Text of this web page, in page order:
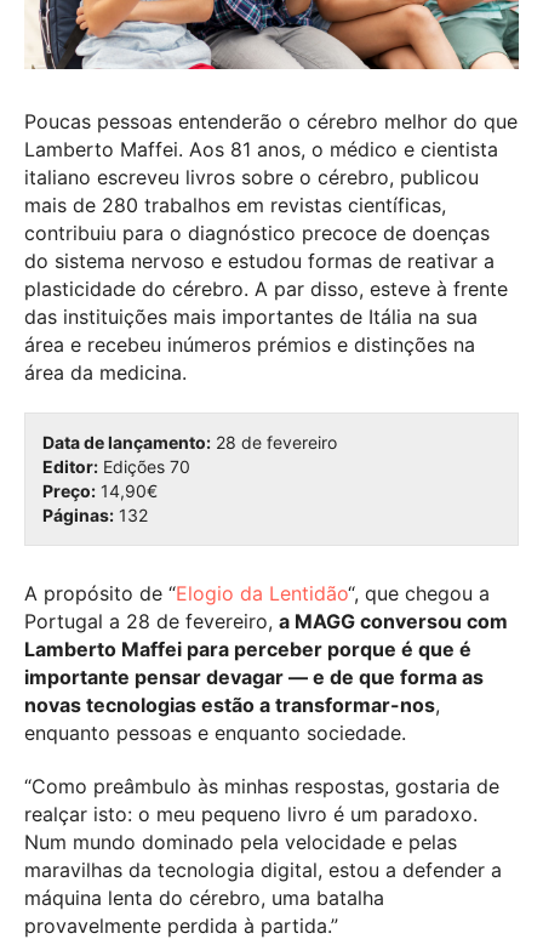
Poucas pessoas entenderão o cérebro melhor do que
Lamberto Maffei. Aos 81 anos, o médico e cientista
italiano escreveu livros sobre o cérebro, publicou
mais de 280 trabalhos em revistas científicas,
contribuiu para o diagnóstico precoce de doenças
do sistema nervoso e estudou formas de reativar a
plasticidade do cérebro. A par disso, esteve à frente
das instituições mais importantes de Itália na sua
área e recebeu inúmeros prémios e distinções na
área da medicina.
Data de lançamento: 28 de fevereiro
Editor: Edições 70
Preço: 14,90€
Páginas: 132
A propósito de “Elogio da Lentidão“, que chegou a
Portugal a 28 de fevereiro, a MAGG conversou com
Lamberto Maffei para perceber porque é que é
importante pensar devagar — e de que forma as
novas tecnologias estão a transformar-nos,
enquanto pessoas e enquanto sociedade.
“Como preâmbulo às minhas respostas, gostaria de
realçar isto: o meu pequeno livro é um paradoxo.
Num mundo dominado pela velocidade e pelas
maravilhas da tecnologia digital, estou a defender a
máquina lenta do cérebro, uma batalha
provavelmente perdida à partida.”